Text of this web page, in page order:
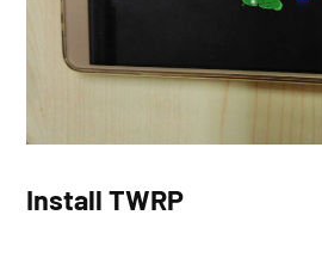
Install TWRP